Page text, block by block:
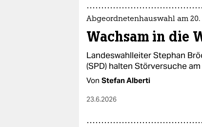
Abgeordnetenhauswahl am 20.
Wachsam in die
Landeswahlleiter Stephan
(SPD) halten Störversuche
Von Stefan Alberti
23.6.2026